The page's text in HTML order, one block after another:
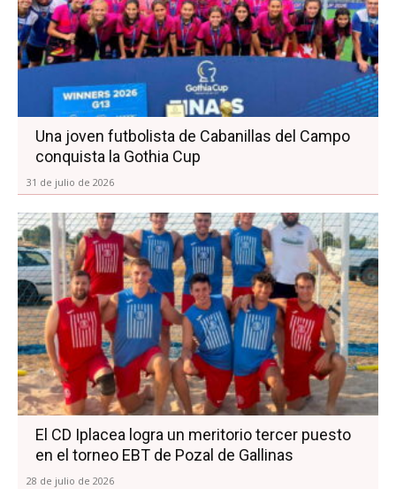
Una joven futbolista de Cabanillas del Campo
conquista la Gothia Cup
31 de julio de 2026
El CD Iplacea logra un meritorio tercer puesto
en el torneo EBT de Pozal de Gallinas
28 de julio de 2026